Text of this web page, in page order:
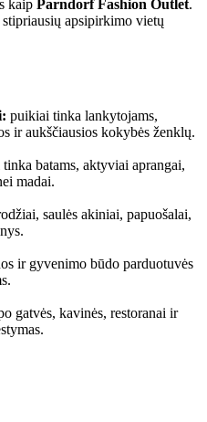
kaip Parndorf Fashion Outlet.
apsipirkimo vietų
puikiai tinka lankytojams,
ir aukščiausios kokybės ženklų.
batams, aktyviai aprangai,
madai.
saulės akiniai, papuošalai,
ir gyvenimo būdo parduotuvės
gatvės, kavinės, restoranai ir